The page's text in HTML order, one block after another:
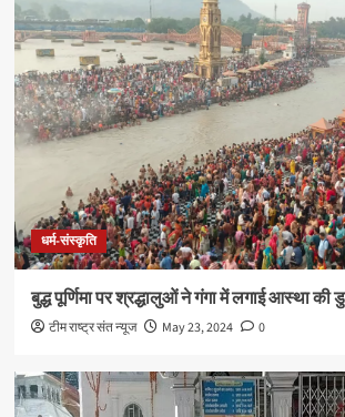
धर्म-संस्कृति
बुद्ध पूर्णिमा पर श्रद्धालुओं ने गंगा में लगाई आस्था की
टीम राष्ट्र संत न्यूज May 23, 2024 0